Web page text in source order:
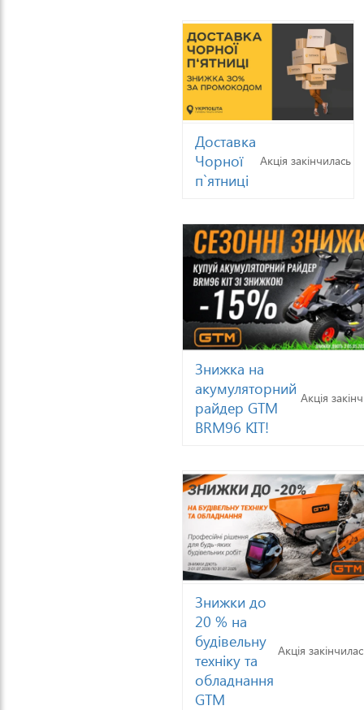
Доставка
Чорної
п`ятниці
Акція закінчилась
Знижка на
акумуляторний
райдер GTM
BRM96 KIT!
Акція
Знижки до
20 % на
будівельну
техніку та
обладнання
GTM
Акція